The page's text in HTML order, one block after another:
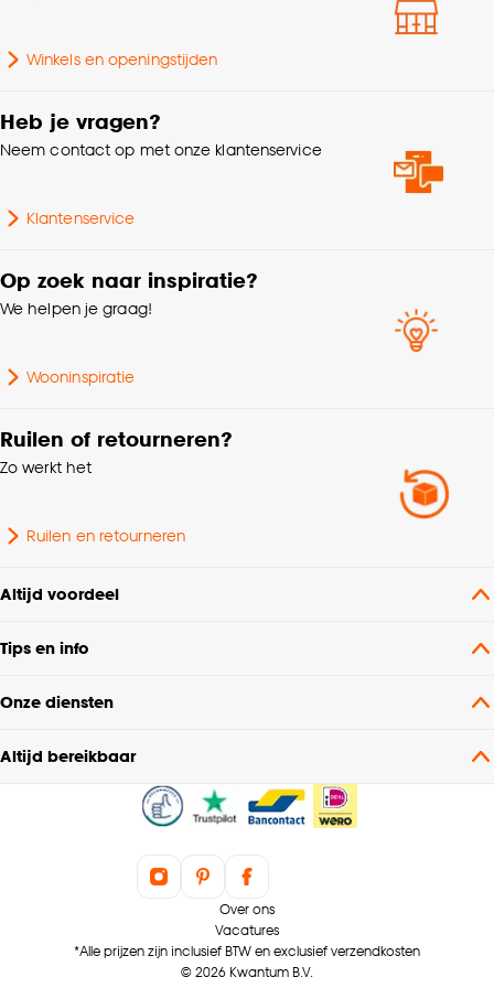
kan aanpassen, bekijk hiervoor onze
Kleurtint Naturel, Eiken
Hoogte
Winkels en openingstijden
Heb je vragen?
Neem contact op met onze klantenservice
Klantenservice
Op zoek naar inspiratie?
We helpen je graag!
Wooninspiratie
Ruilen of retourneren?
Zo werkt het
Ruilen en retourneren
Altijd voordeel
Tips en info
Onze diensten
Altijd bereikbaar
Over ons
Vacatures
*Alle prijzen zijn inclusief BTW en exclusief verzendkosten
© 2026 Kwantum B.V.